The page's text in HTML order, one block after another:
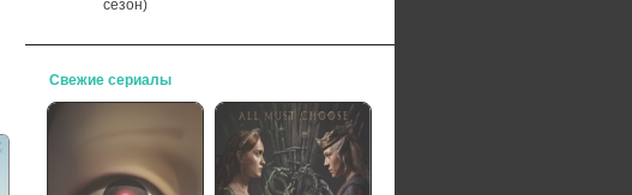
сезон)
Свежие сериалы